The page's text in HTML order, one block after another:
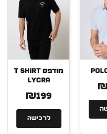
מודפס T SHIRT
LYCRA
₪199
לרכישה